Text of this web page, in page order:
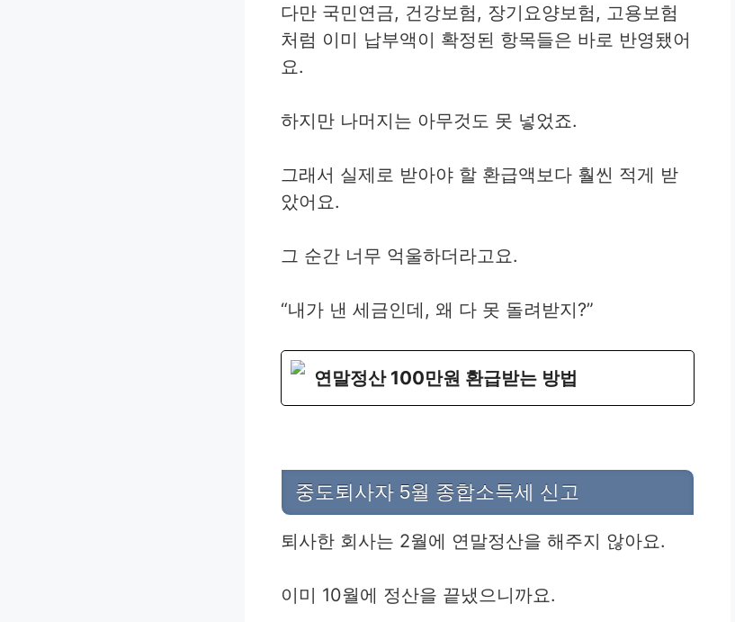
다만 국민연금, 건강보험, 장기요양보험, 고용보험
처럼 이미 납부액이 확정된 항목들은 바로 반영됐어
요.
하지만 나머지는 아무것도 못 넣었죠.
그래서 실제로 받아야 할 환급액보다 훨씬 적게 받
았어요.
그 순간 너무 억울하더라고요.
“내가 낸 세금인데, 왜 다 못 돌려받지?”
연말정산 100만원 환급받는 방법
중도퇴사자 5월 종합소득세 신고
퇴사한 회사는 2월에 연말정산을 해주지 않아요.
이미 10월에 정산을 끝냈으니까요.